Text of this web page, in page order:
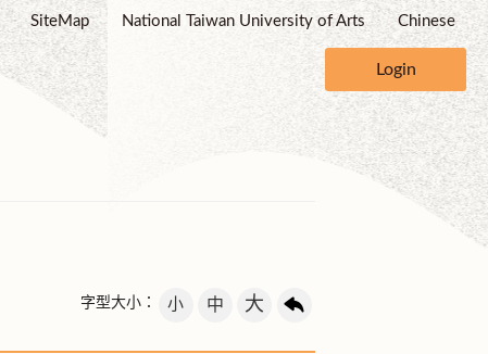
SiteMap National Taiwan University of Arts Chinese
Login
字型大小： 小 中 大